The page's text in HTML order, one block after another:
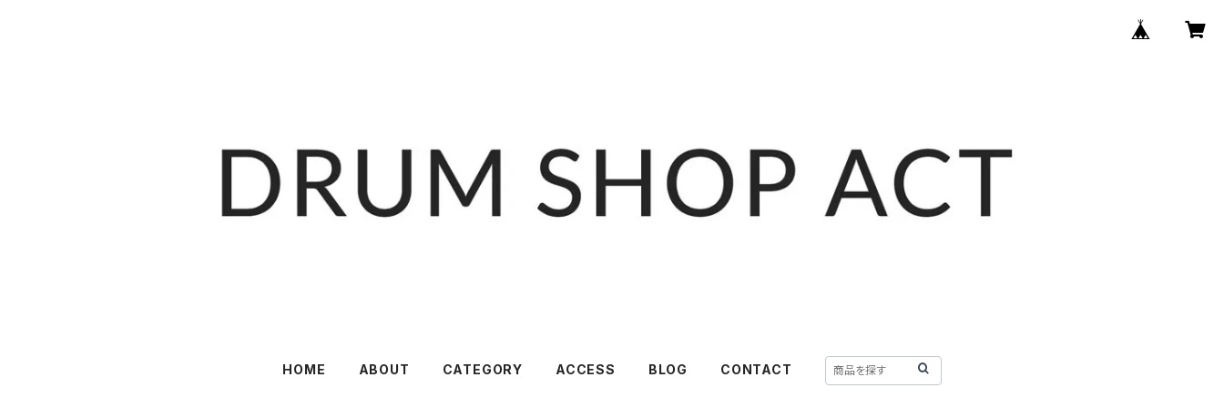
HOME ABOUT CATEGORY ACCESS BLOG CONTACT